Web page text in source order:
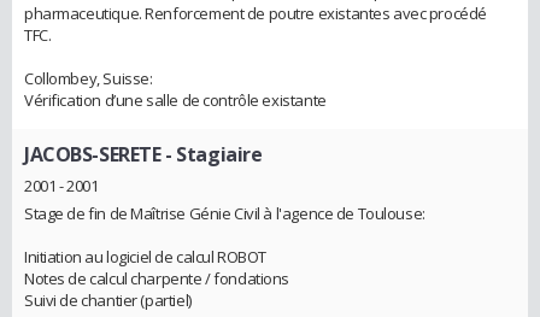
pharmaceutique. Renforcement de poutre existantes avec procédé
TFC.
Collombey, Suisse:
Vérification d’une salle de contrôle existante
JACOBS-SERETE- Stagiaire
2001 - 2001
Stage de fin de Maîtrise Génie Civil à l'agence de Toulouse:
Initiation au logiciel de calcul ROBOT
Notes de calcul charpente / fondations
Suivi de chantier (partiel)